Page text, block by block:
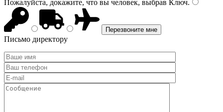
Пожалуйста, докажите, что вы человек, выбрав Ключ.
Письмо директору